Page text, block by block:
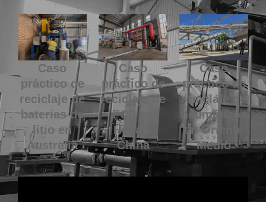
Caso
práctico de
reciclaje de
baterías de
litio en
Australia
Caso
práctico de
reciclaje de
PCB en
Henan,
China
Caso
práctico de
reciclaje de
neumáticos
en Oriente
Medio